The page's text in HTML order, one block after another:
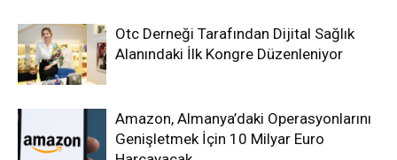
Otc Derneği Tarafından Dijital Sağlık
Alanındaki İlk Kongre Düzenleniyor
Amazon, Almanya’daki Operasyonlarını
Genişletmek İçin 10 Milyar Euro